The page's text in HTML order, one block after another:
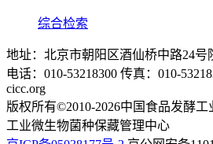
综合检索
地址：北京市朝阳区酒仙桥中路24号
电话：010-53218300 传真：010-
cicc.org
版权所有©2010-2026中国食品发酵
工业微生物菌种保藏管理中心